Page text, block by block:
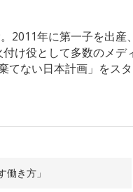
2011年に第一子を出産、
け役として多数のメデ
てない日本計画」をス
き方」